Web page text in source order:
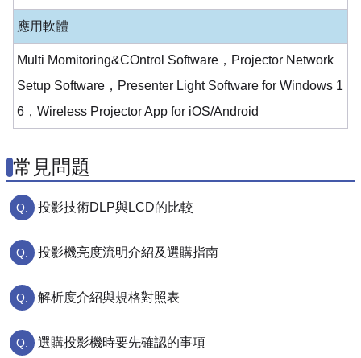
應用軟體
Multi Momitoring&COntrol Software，Projector Network
Setup Software，Presenter Light Software for Windows 1
6，Wireless Projector App for iOS/Android
常見問題
投影技術DLP與LCD的比較
投影機亮度流明介紹及選購指南
解析度介紹與規格對照表
選購投影機時要先確認的事項